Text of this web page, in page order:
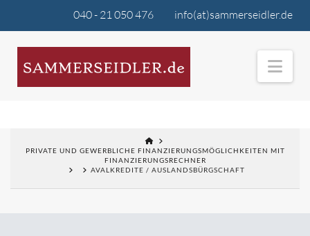
040 - 21 050 476 info(at)sammerseidler.de
PRIVATE UND GEWERBLICHE FINANZIERUNGSMÖGLICHKEITEN MIT
FINANZIERUNGSRECHNER
AVALKREDITE / AUSLANDSBÜRGSCHAFT